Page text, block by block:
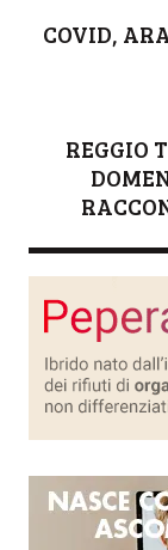
COVID,
REGGIO